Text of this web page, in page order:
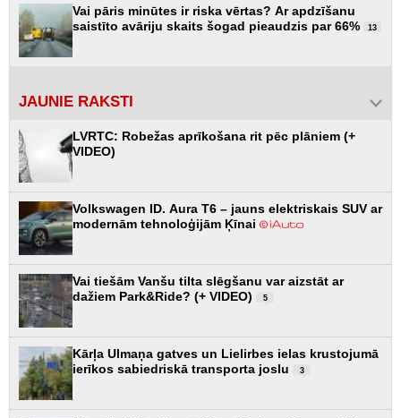
Vai pāris minūtes ir riska vērtas? Ar apdzīšanu
saistīto avāriju skaits šogad pieaudzis par 66%
13
JAUNIE RAKSTI
LVRTC: Robežas aprīkošana rit pēc plāniem (+
VIDEO)
Volkswagen ID. Aura T6 – jauns elektriskais SUV ar
modernām tehnoloģijām Ķīnai
Vai tiešām Vanšu tilta slēgšanu var aizstāt ar
dažiem Park&Ride? (+ VIDEO)
5
Kārļa Ulmaņa gatves un Lielirbes ielas krustojumā
ierīkos sabiedriskā transporta joslu
3